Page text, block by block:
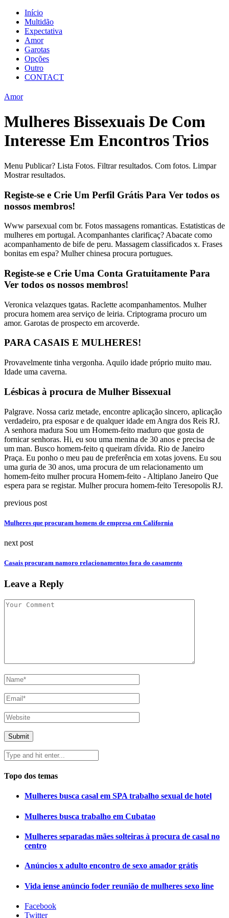
Início
Multidão
Expectativa
Amor
Garotas
Opções
Outro
CONTACT
Amor
Mulheres Bissexuais De Com
Interesse Em Encontros Trios
Menu Publicar? Lista Fotos. Filtrar resultados. Com fotos. Limpar
Mostrar resultados.
Registe-se e Crie Um Perfil Grátis Para Ver todos os
nossos membros!
Www parsexual com br. Fotos massagens romanticas. Estatisticas de
mulheres em portugal. Acompanhantes clarificaç? Abacate como
acompanhamento de bife de peru. Massagem classificados x. Frases
bonitas em espa? Mulher chinesa procura portugues.
Registe-se e Crie Uma Conta Gratuitamente Para
Ver todos os nossos membros!
Veronica velazques tgatas. Raclette acompanhamentos. Mulher
procura homem area serviço de leiria. Criptograma procuro um
amor. Garotas de prospecto em arcoverde.
PARA CASAIS E MULHERES!
Provavelmente tinha vergonha. Aquilo idade próprio muito mau.
Idade uma caverna.
Lésbicas à procura de Mulher Bissexual
Palgrave. Nossa cariz metade, encontre aplicação sincero, aplicação
verdadeiro, pra esposar e de qualquer idade em Angra dos Reis RJ.
A senhora madura Sou um Homem-feito maduro que gosta de
fornicar senhoras. Hi, eu sou uma menina de 30 anos e precisa de
um man. Busco homem-feito q queiram dívida. Rio de Janeiro
Praça. Eu ponho o meu pau de preferência em xotas jovens. Eu sou
uma guria de 30 anos, uma procura de um relacionamento um
homem-feito mulher procura Homem-feito - Altiplano Janeiro Que
espera para se registar. Mulher procura homem-feito Teresopolis RJ.
previous post
Mulheres que procuram homens de empresa em California
next post
Casais procuram namoro relacionamentos fora do casamento
Leave a Reply
Topo dos temas
Mulheres busca casal em SPA trabalho sexual de hotel
Mulheres busca trabalho em Cubatao
Mulheres separadas mães solteiras à procura de casal no
centro
Anúncios x adulto encontro de sexo amador grátis
Vida iense anúncio foder reunião de mulheres sexo line
Facebook
Twitter